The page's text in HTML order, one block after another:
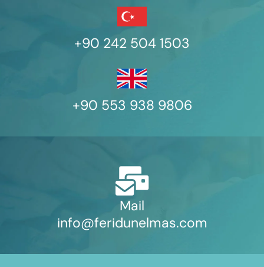
+90 242 504 1503
+90 553 938 9806
Mail
info@feridunelmas.com